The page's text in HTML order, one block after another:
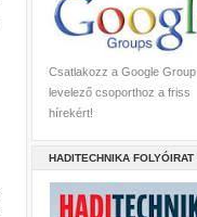
Csatlakozz a Google Group
levelező csoporthoz a friss
hírekért!
HADITECHNIKA FOLYÓIRAT